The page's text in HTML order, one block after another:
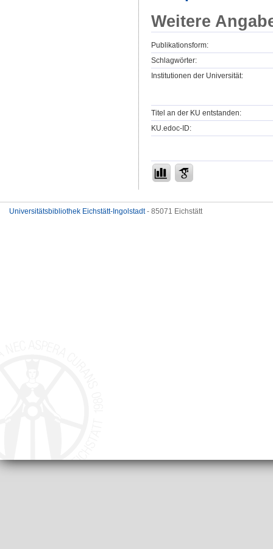
Weitere
Publikationsform:
Schlagwörter:
Institutionen der Universität:
Titel an der KU entstanden:
KU.edoc-ID:
Universitätsbibliothek Eichstätt-Ingolstadt- 85071 Eichstätt